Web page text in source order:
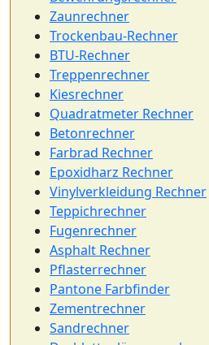
Zaunrechner
Trockenbau-Rechner
BTU-Rechner
Treppenrechner
Kiesrechner
Quadratmeter Rechner
Betonrechner
Farbrad Rechner
Epoxidharz Rechner
Vinylverkleidung Rechner
Teppichrechner
Fugenrechner
Asphalt Rechner
Pflasterrechner
Pantone Farbfinder
Zementrechner
Sandrechner